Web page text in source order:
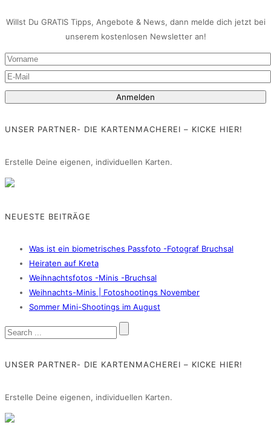
Willst Du GRATIS Tipps, Angebote & News, dann melde dich jetzt bei
unserem kostenlosen Newsletter an!
UNSER PARTNER- DIE KARTENMACHEREI – KICKE HIER!
Erstelle Deine eigenen, individuellen Karten.
NEUESTE BEITRÄGE
Was ist ein biometrisches Passfoto -Fotograf Bruchsal
Heiraten auf Kreta
Weihnachtsfotos -Minis -Bruchsal
Weihnachts-Minis | Fotoshootings November
Sommer Mini-Shootings im August
UNSER PARTNER- DIE KARTENMACHEREI – KICKE HIER!
Erstelle Deine eigenen, individuellen Karten.